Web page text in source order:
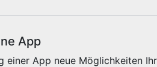
App
einer App neue Möglichkeiten